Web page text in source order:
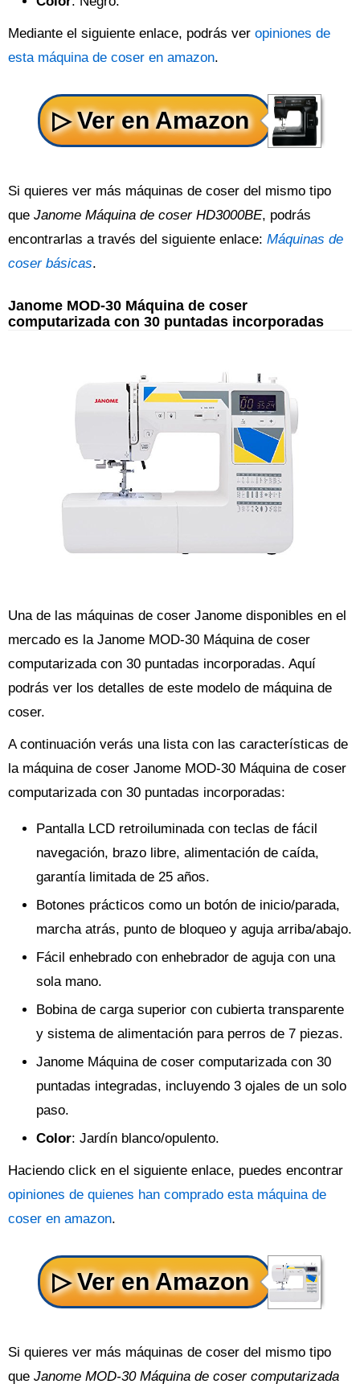
Mediante el siguiente enlace, podrás ver opiniones de
esta máquina de coser en amazon.
Si quieres ver más máquinas de coser del mismo tipo
que Janome Máquina de coser HD3000BE, podrás
encontrarlas a través del siguiente enlace: Máquinas de
coser básicas.
Janome MOD-30 Máquina de coser
computarizada con 30 puntadas incorporadas
Una de las máquinas de coser Janome disponibles en el
mercado es la Janome MOD-30 Máquina de coser
computarizada con 30 puntadas incorporadas. Aquí
podrás ver los detalles de este modelo de máquina de
coser.
A continuación verás una lista con las características de
la máquina de coser Janome MOD-30 Máquina de coser
computarizada con 30 puntadas incorporadas:
Pantalla LCD retroiluminada con teclas de fácil
navegación, brazo libre, alimentación de caída,
garantía limitada de 25 años.
Botones prácticos como un botón de inicio/parada,
marcha atrás, punto de bloqueo y aguja arriba/abajo.
Fácil enhebrado con enhebrador de aguja con una
sola mano.
Bobina de carga superior con cubierta transparente
y sistema de alimentación para perros de 7 piezas.
Janome Máquina de coser computarizada con 30
puntadas integradas, incluyendo 3 ojales de un solo
paso.
Color: Jardín blanco/opulento.
Haciendo click en el siguiente enlace, puedes encontrar
opiniones de quienes han comprado esta máquina de
coser en amazon.
Si quieres ver más máquinas de coser del mismo tipo
que Janome MOD-30 Máquina de coser computarizada